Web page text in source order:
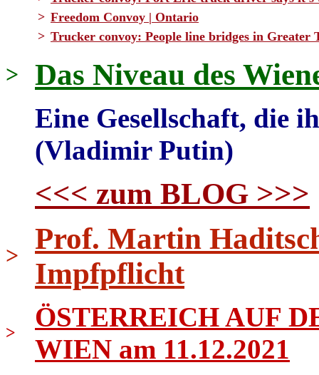
> Freedom Convoy | Ontario
> Trucker convoy: People line bridges in
> Das Niveau des
Eine Gesellschaft, die
(Vladimir Putin)
<<< zum BLOG >>>
>
Prof. Martin
Impfpflicht
>
ÖSTERREICH AUF
WIEN am 11.12.2021